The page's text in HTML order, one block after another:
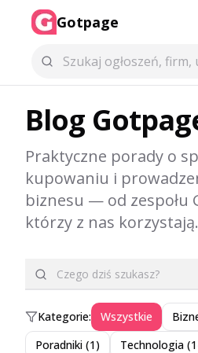
Gotpage
Blog
Praktyczne porady o
kupowaniu i
biznesu — od zespołu
którzy z nas korzystają.
Kategorie: Wszystkie
Poradniki (1) Technologia (